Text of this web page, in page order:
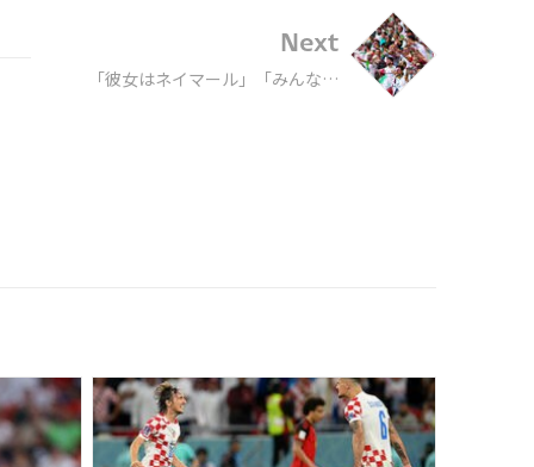
Next
「彼女はネイマール」「みんなが